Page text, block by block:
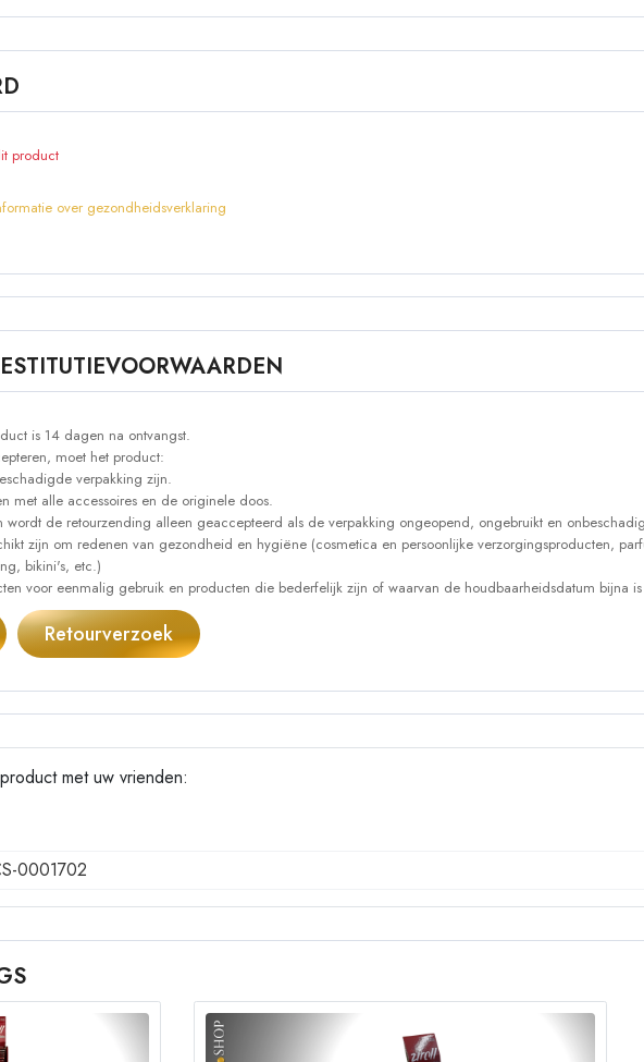
product
over gezondheidsverklaring
is 14 dagen na ontvangst.
moet het product:
verpakking zijn.
met alle accessoires en de originele doos.
de retourzending alleen geaccepteerd als de verpakking ongeopend, ongebruikt en
zijn om redenen van gezondheid en hygiëne (cosmetica en persoonlijke verzorgingsproducten,
bikini's, etc.)
voor eenmalig gebruik en producten die bederfelijk zijn of waarvan de houdbaarheidsdatum bijna
Retourverzoek
met uw vrienden:
0001702